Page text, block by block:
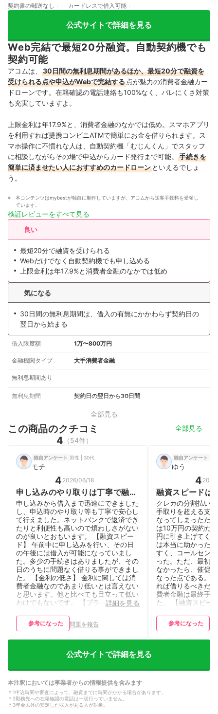
契約書の郵送なし カードレスで借入可能
公式サイトで詳細を見る
Web完結で最短20分融資。自動契約機でも
契約可能
アコムは、
30日間の無利息期間があるほか、最短20分で融資を
受けられる点や申込がWebで完結する 点が魅力の消費者金融カー
ドローンです。在籍確認の電話連絡も100%なく、バレにくさ対策
も充実していますよ。
上限金利は年17.9%と、消費者金融のなかでは低め。スマホアプリ
を利用すれば提携コンビニATMで簡単にお金を借りられます。ス
マホ操作に不慣れな人は、自動契約機「むじんくん」でスタッフ
に相談しながらその場で申込からカード発行まで可能。
手続きを
簡単に済ませたい人におすすめのカードローン といえるでしょ
う。
本コンテンツはmybestが独自に制作していますが、アコムから送客手数料を受領し
ています。
検証レビューをすべて見る
良い
最短20分で融資を受けられる
Webだけでなく自動契約機でも申し込める
上限金利は年17.9%と消費者金融のなかでは低め
気になる
30日間の無利息期間は、借入の有無にかかわらず契約日の
翌日から始まる
借入限度額 1万〜800万円
金融機関タイプ 大手消費者金融
無利息期間あり
無利息期間 契約日の翌日から30日間
全部見る
この商品のクチコミ 全部見る
4 （54件）
独自アンケート 男性 | 30代
モチ
4 2026/06/18
申し込みのやり取りは丁寧で融資
までは早い。金利は高い。サービ
スは便利。
申し込みから借入まで迅速にできました
し、申込時のやり取り等も丁寧で安心し
て行えました。ネットバンクで返済でき
たりと利便性も高いので煩わしさがない
のが良いとおもいます。 【融資スピー
ド】 午前中に申し込みを行い、その日
の午後には借入が可能になっていまし
た。多少の手続きはありましたが、その
日のうちに問題なく借りる事ができまし
た。 【金利の低さ】 金利に関しては消
費者金融なのであまり低いとは言えない
と思います。他と比べても目立って低い
わけでもないです。 【プライバシー配
わせて融通がききましたし、安心して申
し込みできました。 【借入・返済の利
ATMを探したり利用する手間がないのが
嬉しいです。 【基本情報】 年収：400
間：1〜3時間 借入限度額：10万円〜30
万円 借入社数：2社目
詳細を見る
参考になった 問題を報告
独自アンケート
ゆう
4
融資スピードは
無利息期間はあ
常の金利は高い
クレカの分割払い
手取りを超える支
なってしまったた
は10万円の契約だ
円に引き上げてく
は本当に助かった
すく、コールセン
った。ただ、最初
なかったら、催促
なった点である。
れば借りるべきだ
費者金融は最終手
た。 【融資スピー
審査結果が出他の
【金利の低さ】 無
50万円を30日以
確認も郵便物もな
きるので、必要な
参考になった
公式サイトで詳細を見る
本注釈においては事業者からの情報提供を含みます
＊ 1申込時間や審査によって、融資までに時間がかかる場合があります。
＊ 2勤務先への在籍確認の電話は一切行っていません。
＊ 3年金以外の安定した収入がある人が対象。